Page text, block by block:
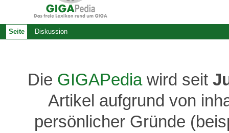
Die GIGAPediawird seit
Artikel aufgrund von
persönlicher Gründe
Seite Diskussion